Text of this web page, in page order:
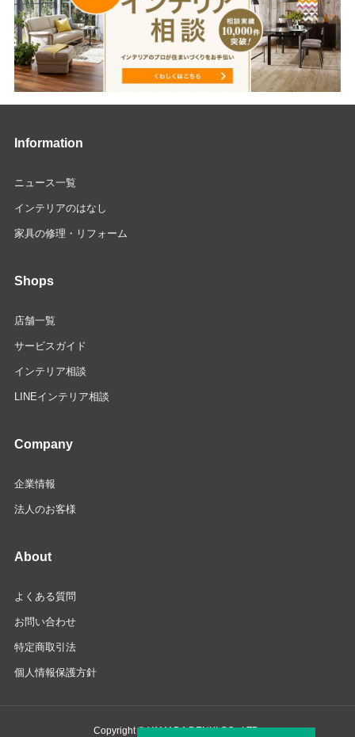
Information
ニュース一覧
インテリアのはなし
家具の修理・リフォーム
Shops
店舗一覧
サービスガイド
インテリア相談
LINEインテリア相談
Company
企業情報
法人のお客様
About
よくある質問
お問い合わせ
特定商取引法
個人情報保護方針
Copyright © YAMADA DENKI CO., LTD.